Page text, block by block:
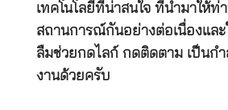
เทคโนโลยีที่น่าสนใจ ที่นำมาให้
สถานการณ์กันอย่างต่อเนื่องแล
ลืมช่วยกดไลก์ กดติดตาม เป็นกำ
งานด้วยครับ